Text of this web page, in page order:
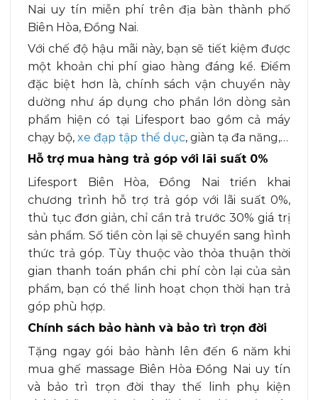
Nai uy tín miễn phí trên địa bàn thành phố
Biên Hòa, Đồng Nai.
Với chế độ hậu mãi này, bạn sẽ tiết kiệm được
một khoản chi phí giao hàng đáng kể. Điểm
đặc biệt hơn là, chính sách vận chuyển này
dường như áp dụng cho phần lớn dòng sản
phẩm hiện có tại Lifesport bao gồm cả máy
chạy bộ, xe đạp tập thể dục, giàn tạ đa năng,…
Hỗ trợ mua hàng trả góp với lãi suất 0%
Lifesport Biên Hòa, Đồng Nai triển khai
chương trình hỗ trợ trả góp với lãi suất 0%,
thủ tục đơn giản, chỉ cần trả trước 30% giá trị
sản phẩm. Số tiền còn lại sẽ chuyển sang hình
thức trả góp. Tùy thuộc vào thỏa thuận thời
gian thanh toán phần chi phí còn lại của sản
phẩm, bạn có thể linh hoạt chọn thời hạn trả
góp phù hợp.
Chính sách bảo hành và bảo trì trọn đời
Tặng ngay gói bảo hành lên đến 6 năm khi
mua ghế massage Biên Hòa Đồng Nai uy tín
và bảo trì trọn đời thay thế linh phụ kiện